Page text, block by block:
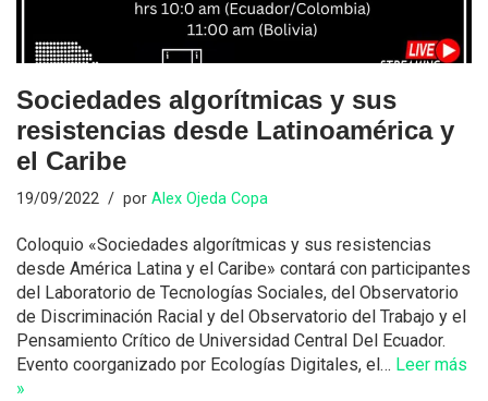
Sociedades algorítmicas y sus
resistencias desde Latinoamérica y
el Caribe
19/09/2022 por Alex Ojeda Copa
Coloquio «Sociedades algorítmicas y sus resistencias
desde América Latina y el Caribe» contará con participantes
del Laboratorio de Tecnologías Sociales, del Observatorio
de Discriminación Racial y del Observatorio del Trabajo y el
Pensamiento Crítico de Universidad Central Del Ecuador.
Evento coorganizado por Ecologías Digitales, el… Leer más
»